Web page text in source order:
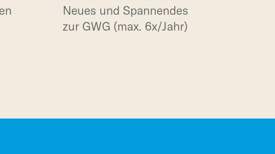
Neues und Spannendes
zur GWG (max. 6x/Jahr)